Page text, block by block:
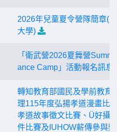
2026年兒童夏令營隊簡章(
大學)
「衛武營2026夏舞營
ance Camp」活動報名訊息
轉知教育部國民及學前教育
理115年度弘揚孝道漫畫比
孝道故事徵文比賽、Ü好攝
件比賽及IUHOW薪傳參與